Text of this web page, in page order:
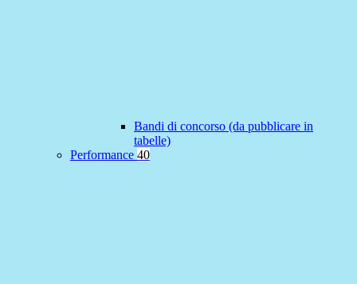
Bandi di concorso (da pubblicare in
tabelle)
Performance 40